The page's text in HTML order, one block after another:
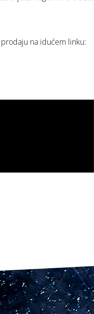
na idućem linku: